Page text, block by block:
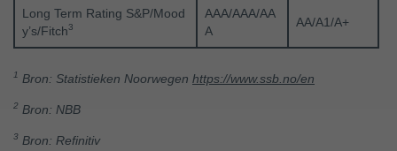
Long Term Rating S&P/Mood
y’s/Fitch3
AAA/AAA/AA
A
AA/A1/A+
1 Bron: Statistieken Noorwegen https://www.ssb.no/en
2 Bron: NBB
3 Bron: Refinitiv